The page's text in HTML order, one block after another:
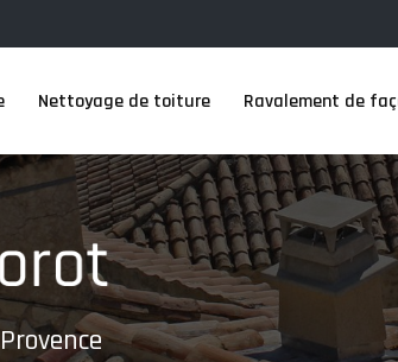
Nettoyage de toiture Ravalement de